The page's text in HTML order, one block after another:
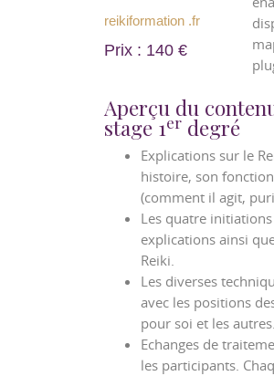
reikiformation .fr
Prix : 140 €
Aperçu du
stage 1er degré
Explications sur le
histoire, son
(comment il agit,
Les quatre
explications ainsi
Reiki.
Les diverses
avec les positions
pour soi et les autres.
Echanges de
les participants.